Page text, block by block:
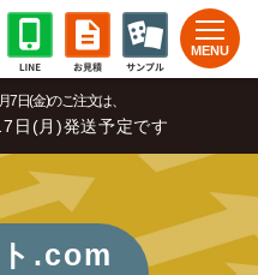
7日(金)のご注文は、
日(月)発送予定です
.com